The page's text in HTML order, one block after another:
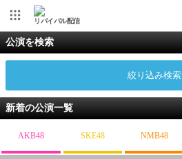
リバイバル配信
公演を検索
絞り込み検索
新着の公演一覧
AKB48 SKE48 NMB48